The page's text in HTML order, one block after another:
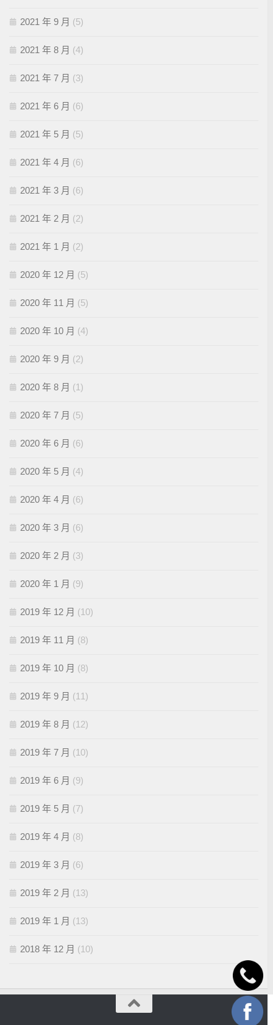
2021 年 9 月 (5)
2021 年 8 月 (4)
2021 年 7 月 (3)
2021 年 6 月 (6)
2021 年 5 月 (5)
2021 年 4 月 (6)
2021 年 3 月 (6)
2021 年 2 月 (2)
2021 年 1 月 (2)
2020 年 12 月 (5)
2020 年 11 月 (5)
2020 年 10 月 (4)
2020 年 9 月 (2)
2020 年 8 月 (1)
2020 年 7 月 (5)
2020 年 6 月 (6)
2020 年 5 月 (4)
2020 年 4 月 (6)
2020 年 3 月 (6)
2020 年 2 月 (3)
2020 年 1 月 (9)
2019 年 12 月 (10)
2019 年 11 月 (8)
2019 年 10 月 (8)
2019 年 9 月 (11)
2019 年 8 月 (12)
2019 年 7 月 (10)
2019 年 6 月 (9)
2019 年 5 月 (7)
2019 年 4 月 (8)
2019 年 3 月 (6)
2019 年 2 月 (13)
2019 年 1 月 (13)
2018 年 12 月 (10)